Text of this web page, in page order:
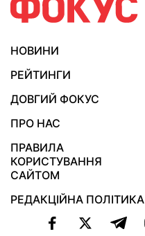
НОВИНИ
РЕЙТИНГИ
ДОВГИЙ ФОКУС
ПРО НАС
ПРАВИЛА
КОРИСТУВАННЯ
САЙТОМ
РЕДАКЦІЙНА ПОЛІТИКА